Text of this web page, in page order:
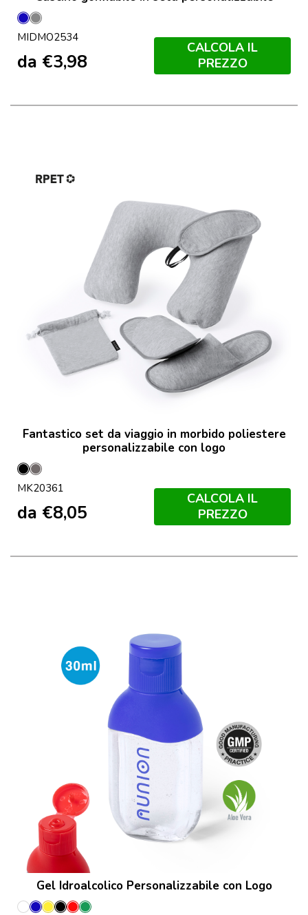
BluGrigio
Pietra
MIDMO2534
da €3,98
CALCOLA IL
PREZZO
Fantastico set da viaggio in morbido poliestere
personalizzabile con logo
NeroGrey
MK20361
da €8,05
CALCOLA IL
PREZZO
Gel Idroalcolico Personalizzabile con Logo